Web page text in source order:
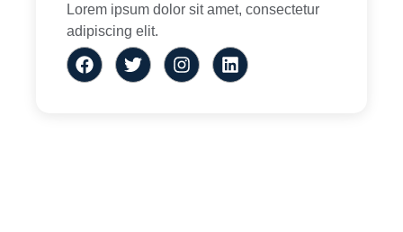
Lorem ipsum dolor sit amet, consectetur
adipiscing elit.